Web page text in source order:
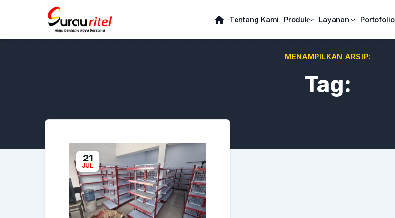
Tentang Kami Produk Layanan Portofolio
MENAMPILKAN ARSIP:
Tag:
21
JUL